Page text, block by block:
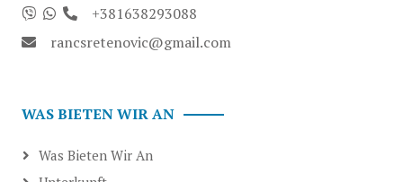
+381638293088
rancsretenovic@gmail.com
WAS BIETEN WIR AN
Was Bieten Wir An